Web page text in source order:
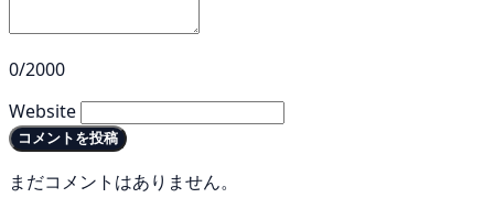
0/2000
Website
コメントを投稿
まだコメントはありません。